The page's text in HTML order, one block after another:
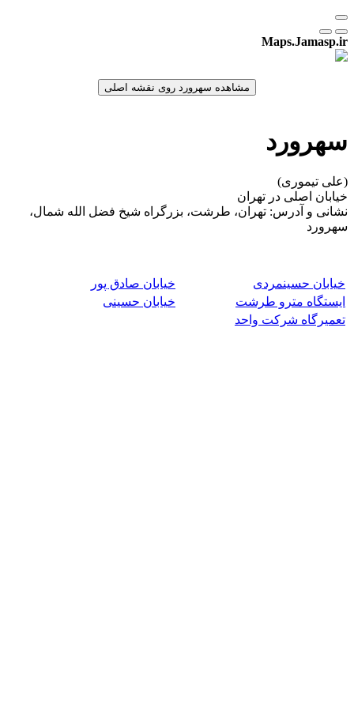
Maps.Jamasp.ir
سهرورد
(علی تیموری)
خیابان اصلی در تهران
نشانی و آدرس: تهران، طرشت، بزرگراه شیخ فضل الله شمال،
سهرورد
خیابان حسینمردی
خیابان صادق پور
ایستگاه مترو طرشت
خیابان حسینی
تعمیرگاه شرکت واحد